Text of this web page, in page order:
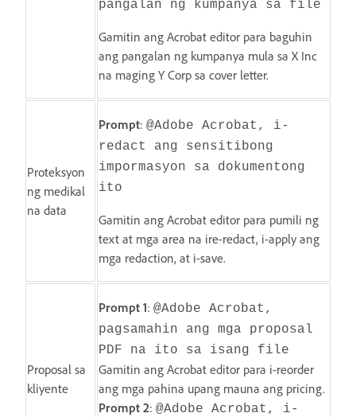
pangalan ng kumpanya sa file
Gamitin ang Acrobat editor para baguhin
ang pangalan ng kumpanya mula sa X Inc
na maging Y Corp sa cover letter.
Proteksyon
ng medikal
na data
Prompt: @Adobe Acrobat, i-
redact ang sensitibong
impormasyon sa dokumentong
ito
Gamitin ang Acrobat editor para pumili ng
text at mga area na ire-redact, i-apply ang
mga redaction, at i-save.
Proposal sa
kliyente
Prompt 1: @Adobe Acrobat,
pagsamahin ang mga proposal
PDF na ito sa isang file
Gamitin ang Acrobat editor para i-reorder
ang mga pahina upang mauna ang pricing.
Prompt 2: @Adobe Acrobat, i-